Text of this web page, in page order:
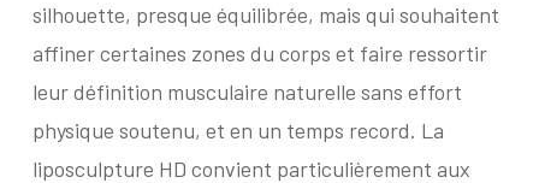
silhouette, presque équilibrée, mais qui souhaitent
affiner certaines zones du corps et faire ressortir
leur définition musculaire naturelle sans effort
physique soutenu, et en un temps record. La
liposculpture HD convient particulièrement aux